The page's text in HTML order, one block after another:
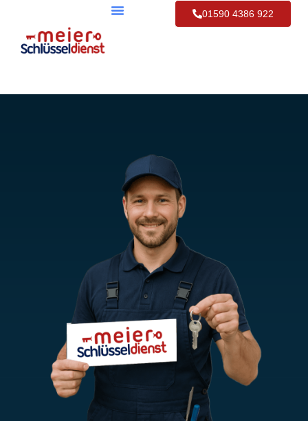
01590 4386 922